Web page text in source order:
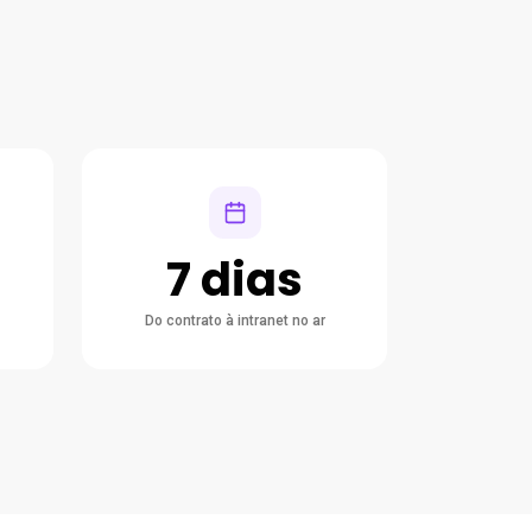
7 dias
Do contrato à intranet no ar